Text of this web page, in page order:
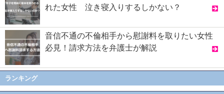
れた女性 泣き寝入りするしかない？
音信不通の不倫相手から慰謝料を取りたい女性
必見！請求方法を弁護士が解説
ランキング